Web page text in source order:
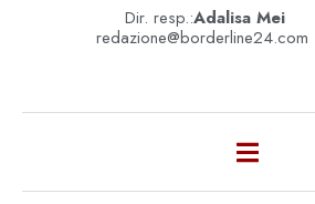
Dir. resp.:Adalisa Mei
redazione@borderline24.com